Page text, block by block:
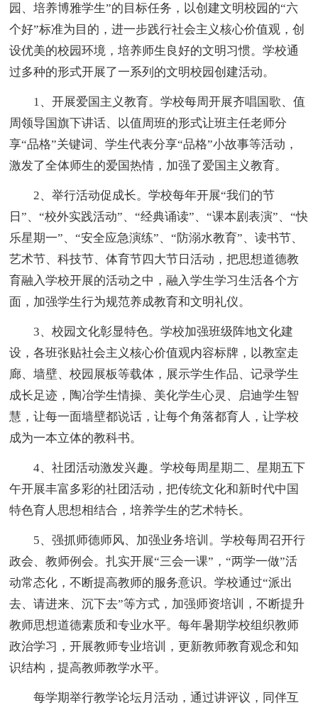
园、培养博雅学生”的目标任务，以创建文明校园的“六
个好”标准为目的，进一步践行社会主义核心价值观，创
设优美的校园环境，培养师生良好的文明习惯。学校通
过多种的形式开展了一系列的文明校园创建活动。
1、开展爱国主义教育。学校每周开展齐唱国歌、值
周领导国旗下讲话、以值周班的形式让班主任老师分
享“品格”关键词、学生代表分享“品格”小故事等活动，
激发了全体师生的爱国热情，加强了爱国主义教育。
2、举行活动促成长。学校每年开展“我们的节
日”、“校外实践活动”、“经典诵读”、“课本剧表演”、“快
乐星期一”、“安全应急演练”、“防溺水教育”、读书节、
艺术节、科技节、体育节四大节日活动，把思想道德教
育融入学校开展的活动之中，融入学生学习生活各个方
面，加强学生行为规范养成教育和文明礼仪。
3、校园文化彰显特色。学校加强班级阵地文化建
设，各班张贴社会主义核心价值观内容标牌，以教室走
廊、墙壁、校园展板等载体，展示学生作品、记录学生
成长足迹，陶冶学生情操、美化学生心灵、启迪学生智
慧，让每一面墙壁都说话，让每个角落都育人，让学校
成为一本立体的教科书。
4、社团活动激发兴趣。学校每周星期二、星期五下
午开展丰富多彩的社团活动，把传统文化和新时代中国
特色育人思想相结合，培养学生的艺术特长。
5、强抓师德师风、加强业务培训。学校每周召开行
政会、教师例会。扎实开展“三会一课”，“两学一做”活
动常态化，不断提高教师的服务意识。学校通过“派出
去、请进来、沉下去”等方式，加强师资培训，不断提升
教师思想道德素质和专业水平。每年暑期学校组织教师
政治学习，开展教师专业培训，更新教师教育观念和知
识结构，提高教师教学水平。
每学期举行教学论坛月活动，通过讲评议，同伴互